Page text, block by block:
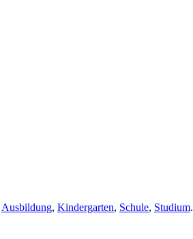
Ausbildung, Kindergarten, Schule, Studium.